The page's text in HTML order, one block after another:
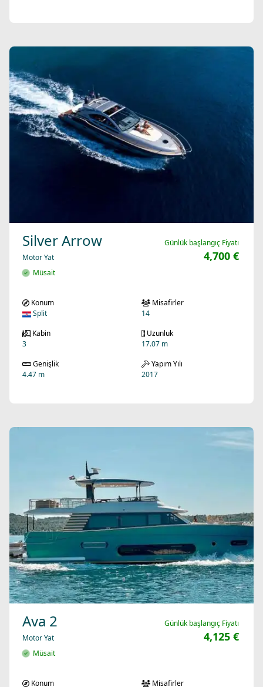
Silver Arrow
Motor Yat
Müsait
Günlük başlangıç Fiyatı
4,700 €
Konum
Split
Misafirler
14
Kabin
3
Uzunluk
17.07 m
Genişlik
4.47 m
Yapım Yılı
2017
Ava 2
Motor Yat
Müsait
Günlük başlangıç Fiyatı
4,125 €
Konum Misafirler